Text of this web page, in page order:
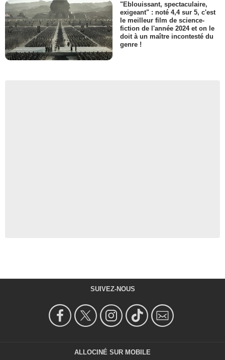
"Eblouissant, spectaculaire,
exigeant" : noté 4,4 sur 5, c'est
le meilleur film de science-
fiction de l'année 2024 et on le
doit à un maître incontesté du
genre !
SUIVEZ-NOUS
ALLOCINÉ SUR MOBILE